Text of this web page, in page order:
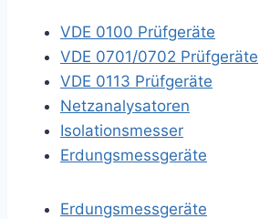
VDE 0100 Prüfgeräte
VDE 0701/0702 Prüfgeräte
VDE 0113 Prüfgeräte
Netzanalysatoren
Isolationsmesser
Erdungsmessgeräte
Erdungsmessgeräte